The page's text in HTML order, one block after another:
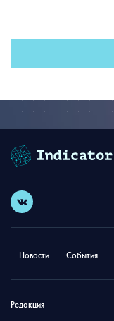
Новости События
Редакция